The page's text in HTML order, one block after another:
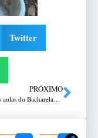
Twitter
PRÓXIMO
Reiniciam as aulas do Bacharelado em Teologia da Itepa Faculdades